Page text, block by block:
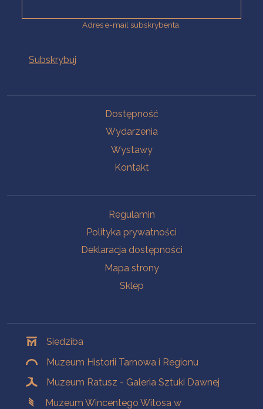
Adres e-mail subskrybenta.
Dostępność
Wydarzenia
Wystawy
Kontakt
Regulamin
Polityka prywatności
Deklaracja dostępności
Mapa strony
Sklep
Siedziba
Muzeum Historii Tarnowa i Regionu
Muzeum Ratusz - Galeria Sztuki Dawnej
Muzeum Wincentego Witosa w